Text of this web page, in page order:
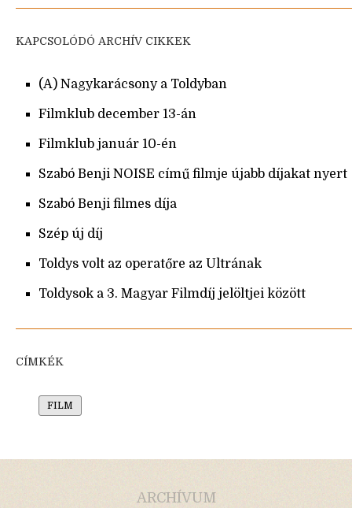
KAPCSOLÓDÓ ARCHÍV CIKKEK
(A) Nagykarácsony a Toldyban
Filmklub december 13-án
Filmklub január 10-én
Szabó Benji NOISE című filmje újabb díjakat nyert
Szabó Benji filmes díja
Szép új díj
Toldys volt az operatőre az Ultrának
Toldysok a 3. Magyar Filmdíj jelöltjei között
CÍMKÉK
FILM
ARCHÍVUM